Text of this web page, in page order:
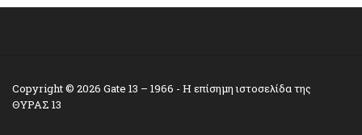
Copyright © 2026 Gate 13 – 1966 - Η επίσημη ιστοσελίδα της
ΘΥΡΑΣ 13